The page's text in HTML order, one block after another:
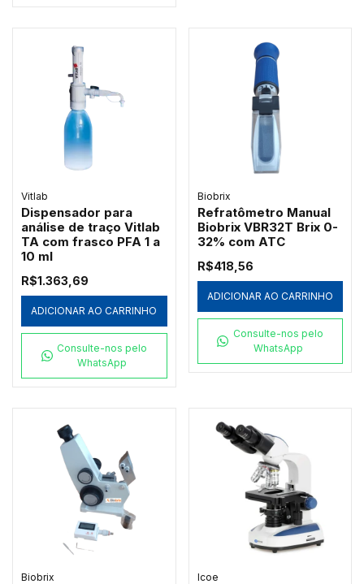
Vitlab
Dispensador para
análise de traço Vitlab
TA com frasco PFA 1 a
10 ml
R$1.363,69
ADICIONAR AO CARRINHO
Consulte-nos pelo
WhatsApp
Biobrix
Refratômetro Manual
Biobrix VBR32T Brix 0-
32% com ATC
R$418,56
ADICIONAR AO CARRINHO
Consulte-nos pelo
WhatsApp
Biobrix Icoe